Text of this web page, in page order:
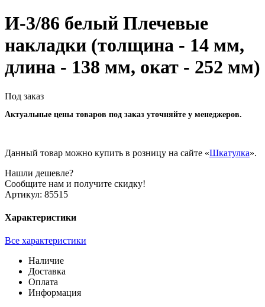
И-3/86 белый Плечевые
накладки (толщина - 14 мм,
длина - 138 мм, окат - 252 мм)
Под заказ
Актуальные цены товаров под заказ уточняйте у менеджеров.
Данный товар можно купить в розницу на сайте «Шкатулка».
Нашли дешевле?
Сообщите нам и получите скидку!
Артикул: 85515
Характеристики
Все характеристики
Наличие
Доставка
Оплата
Информация